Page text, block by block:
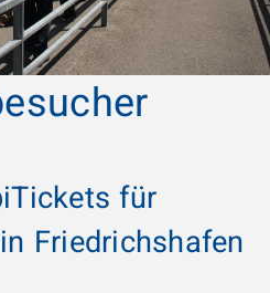
für
Friedrichshafen